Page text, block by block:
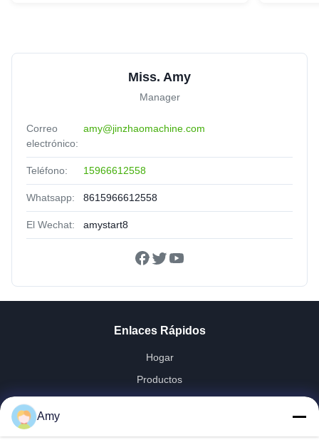
Miss. Amy
Manager
Correo
electrónico:
amy@jinzhaomachine.com
Teléfono: 15966612558
Whatsapp: 8615966612558
El Wechat: amystart8
Enlaces Rápidos
Hogar
Productos
Amy